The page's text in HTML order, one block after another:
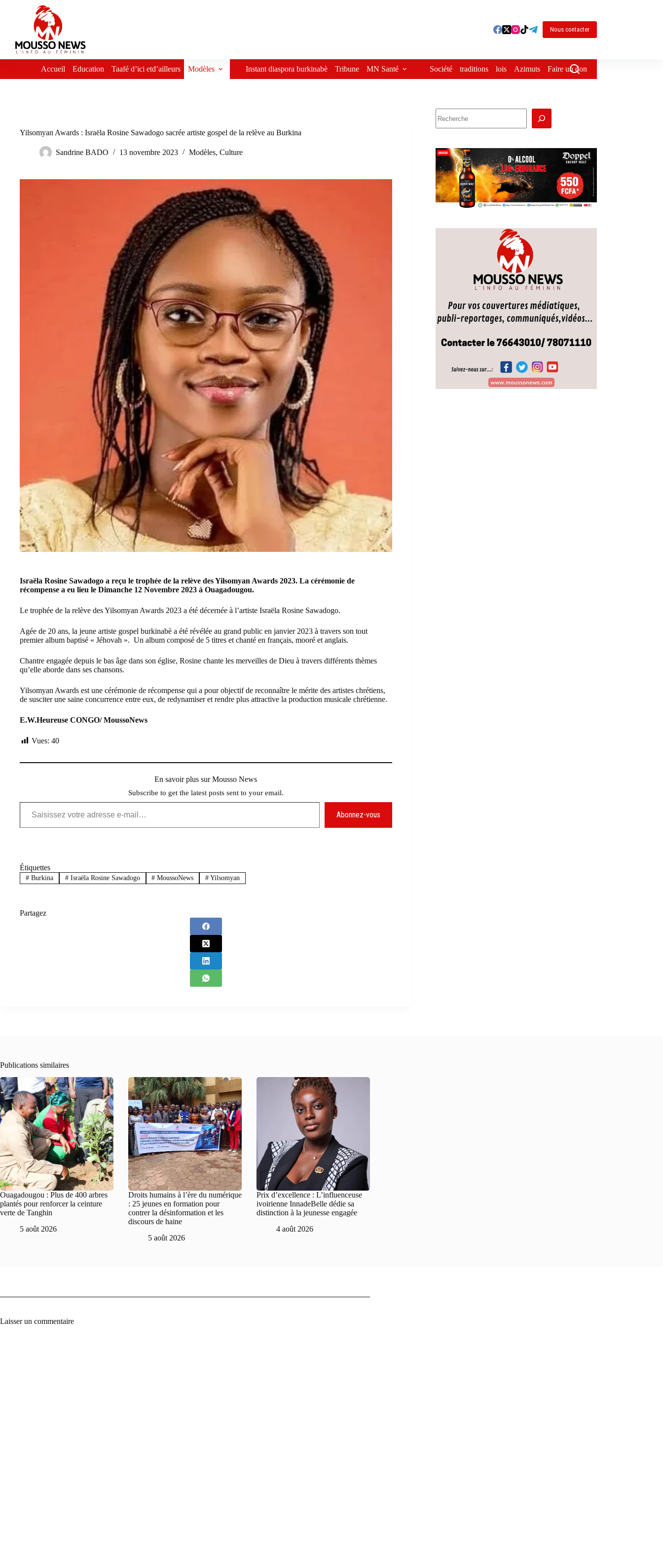
Nous contacter
Accueil Education Taafé d’ici etd’ailleurs Modèles Instant diaspora burkinabè Tribune MN Santé Société traditions lois Azimuts Faire un don
Yilsomyan Awards : Israëla Rosine Sawadogo sacrée artiste gospel de la relève au Burkina
Sandrine BADO 13 novembre 2023 Modèles, Culture
Israëla Rosine Sawadogo a reçu le trophée de la relève des Yilsomyan Awards 2023. La cérémonie de
récompense a eu lieu le Dimanche 12 Novembre 2023 à Ouagadougou.
Le trophée de la relève des Yilsomyan Awards 2023 a été décernée à l’artiste Israëla Rosine Sawadogo.
Agée de 20 ans, la jeune artiste gospel burkinabè a été révélée au grand public en janvier 2023 à travers son tout
premier album baptisé « Jéhovah ». Un album composé de 5 titres et chanté en français, mooré et anglais.
Chantre engagée depuis le bas âge dans son église, Rosine chante les merveilles de Dieu à travers différents thèmes
qu’elle aborde dans ses chansons.
Yilsomyan Awards est une cérémonie de récompense qui a pour objectif de reconnaître le mérite des artistes chrétiens,
de susciter une saine concurrence entre eux, de redynamiser et rendre plus attractive la production musicale chrétienne.
E.W.Heureuse CONGO/ MoussoNews
Vues: 40
En savoir plus sur Mousso News
Subscribe to get the latest posts sent to your email.
Saisissez votre adresse e-mail…
Abonnez-vous
Étiquettes
#Burkina #Israëla Rosine Sawadogo # MoussoNews # Yilsomyan
Partagez
Publications similaires
Ouagadougou : Plus de 400 arbres
plantés pour renforcer la ceinture
verte de Tanghin
5 août 2026
Droits humains à l’ère du numérique
: 25 jeunes en formation pour
contrer la désinformation et les
discours de haine
5 août 2026
Prix d’excellence : L’influenceuse
ivoirienne InnadeBelle dédie sa
distinction à la jeunesse engagée
4 août 2026
Laisser un commentaire